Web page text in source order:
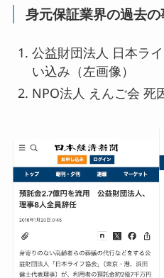
身元保証業界の過去
公益財団法人 日本ラ
い込み（左画像）
NPO法人 えんご会 死